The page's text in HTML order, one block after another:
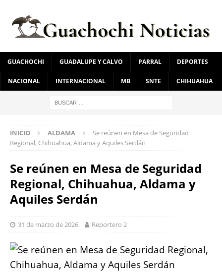
GUACHOCHI GUADALUPE Y CALVO PARRAL DEPORTES
NACIONAL INTERNACIONAL MB SNTE CHIHUAHUA
INICIO ALDAMA
Se reúnen en Mesa de Seguridad
Regional, Chihuahua, Aldama y Aquiles Serdán
Se reúnen en Mesa de Seguridad
Regional, Chihuahua, Aldama y
Aquiles Serdán
31 de marzo de 2026 Reportero 2